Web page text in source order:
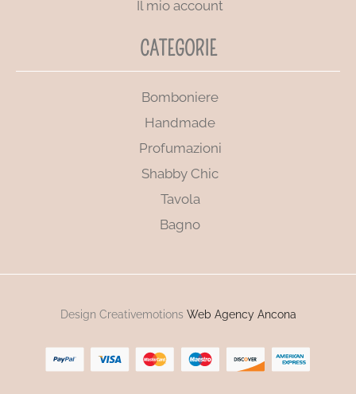
Il mio account
CATEGORIE
Bomboniere
Handmade
Profumazioni
Shabby Chic
Tavola
Bagno
Design Creativemotions Web Agency Ancona